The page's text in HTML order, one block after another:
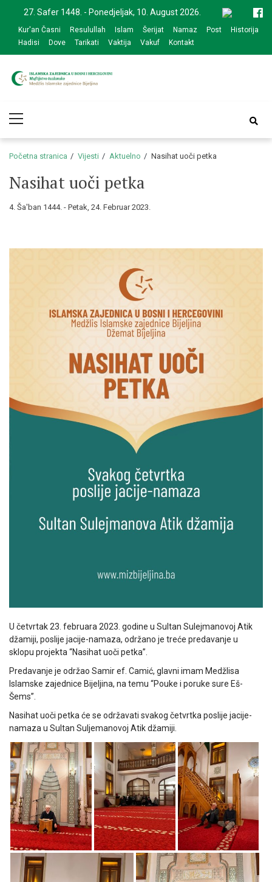
navigation
content
27. Safer 1448. - Ponedjeljak, 10. August 2026.
Kur'an Časni Resulullah Islam Šerijat Namaz Post
Historija
Hadisi
Dove Tarikati Vaktija Vakuf Kontakt
zajednice Bijeljina
Menu
Početna stranica Vijesti Aktuelno Nasihat uoči petka
Nasihat uoči petka
4. Ša'ban 1444. - Petak, 24. Februar 2023.
U četvrtak 23. februara 2023. godine u Sultan Sulejmanovoj Atik
džamiji, poslije jacije-namaza, održano je treće predavanje u
sklopu projekta “Nasihat uoči petka”.
Predavanje je održao Samir ef. Camić, glavni imam Medžlisa
Islamske zajednice Bijeljina, na temu “Pouke i poruke sure Eš-
Šems”.
Nasihat uoči petka će se održavati svakog četvrtka poslije jacije-
namaza u Sultan Suljemanovoj Atik džamiji.